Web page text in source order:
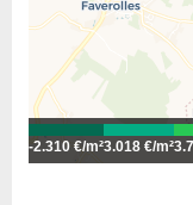
-2.310 €/m²3.018 €/m²